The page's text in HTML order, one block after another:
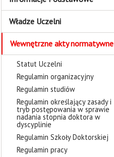
Władze Uczelni
Wewnętrzne akty normatywne
Statut Uczelni
Regulamin organizacyjny
Regulamin studiów
Regulamin określający zasady i
tryb postępowania w sprawie
nadania stopnia doktora w
dyscyplinie
Regulamin Szkoły Doktorskiej
Regulamin pracy